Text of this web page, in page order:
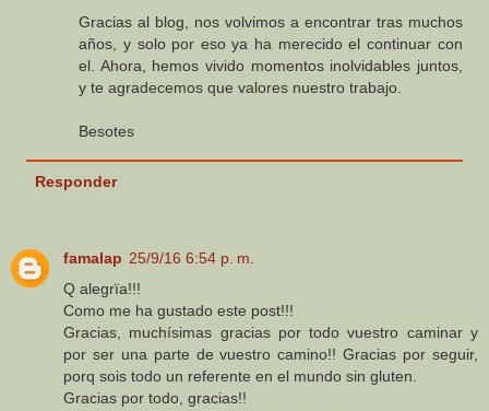
Gracias al blog, nos volvimos a encontrar tras muchos
años, y solo por eso ya ha merecido el continuar con
el. Ahora, hemos vivido momentos inolvidables juntos,
y te agradecemos que valores nuestro trabajo.
Besotes
Responder
famalap 25/9/16 6:54 p. m.
Q alegrïa!!!
Como me ha gustado este post!!!
Gracias, muchísimas gracias por todo vuestro caminar y
por ser una parte de vuestro camino!! Gracias por seguir,
porq sois todo un referente en el mundo sin gluten.
Gracias por todo, gracias!!